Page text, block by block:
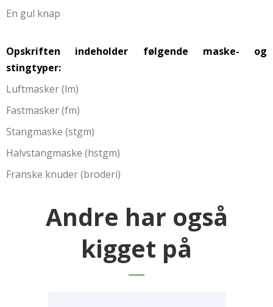
En gul knap
Opskriften indeholder følgende maske- og
stingtyper:
Luftmasker (lm)
Fastmasker (fm)
Stangmaske (stgm)
Halvstangmaske (hstgm)
Franske knuder (broderi)
Andre har også
kigget på